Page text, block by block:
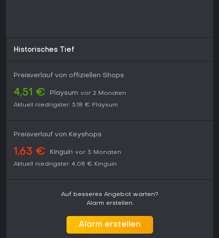
Historisches Tief
Preisverlauf von offiziellen Shops
4,51 € Playsum vor 2 Monaten
Aktuell niedrigster: 5,18 € Playsum
Preisverlauf von Keyshops
1,63 € Kinguin vor 5 Monaten
Aktuell niedrigster: 4,08 € Kinguin
Auf besseres Angebot warten?
Alarm erstellen.
Alarm erstellen